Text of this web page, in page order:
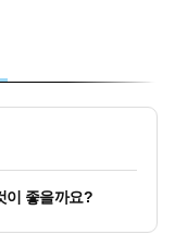
이 좋을까요?